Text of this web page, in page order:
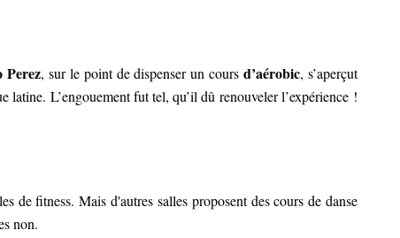
Perez, sur le point de dispenser un coursd’aérobic, s’aperçut
latine. L’engouement fut tel, qu’il dû renouveler l’expérience !
de fitness. Mais d'autres salles proposent des cours de danse
non.